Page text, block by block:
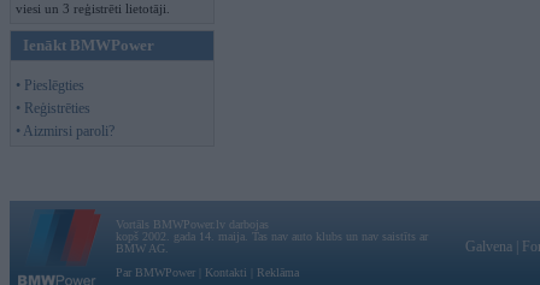
viesi un 3 reģistrēti lietotāji.
Ienākt BMWPower
• Pieslēgties
• Reģistrēties
• Aizmirsi paroli?
Vortāls BMWPower.lv darbojas
kopš 2002. gada 14. maija. Tas nav auto klubs un nav saistīts ar
BMW AG.
Par BMWPower
Kontakti Reklāma
Galvena